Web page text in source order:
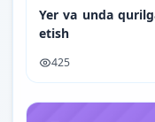
Yer va unda
etish
425